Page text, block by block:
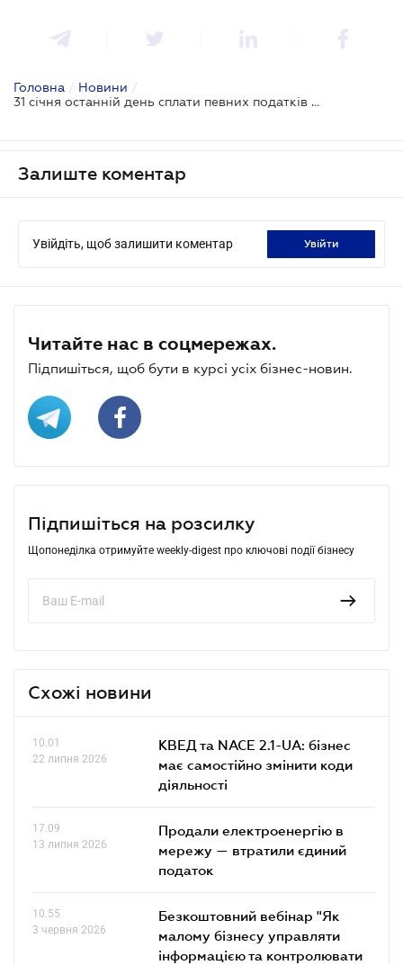
Головна / Новини /
31 січня останній день сплати певних податків - ДПС
Залиште коментар
Увійдіть, щоб залишити коментар увійти
Читайте нас в соцмережах.
Підпишіться, щоб бути в курсі усіх бізнес-новин.
Підпишіться на розсилку
Щопонеділка отримуйте weekly-digest про ключові події бізнесу
Схожі новини
10.01
22 липня 2026
КВЕД та NACE 2.1-UA: бізнес
має самостійно змінити коди
діяльності
17.09
13 липня 2026
Продали електроенергію в
мережу — втратили єдиний
податок
10.55
3 червня 2026
Безкоштовний вебінар "Як
малому бізнесу управляти
інформацією та контролювати